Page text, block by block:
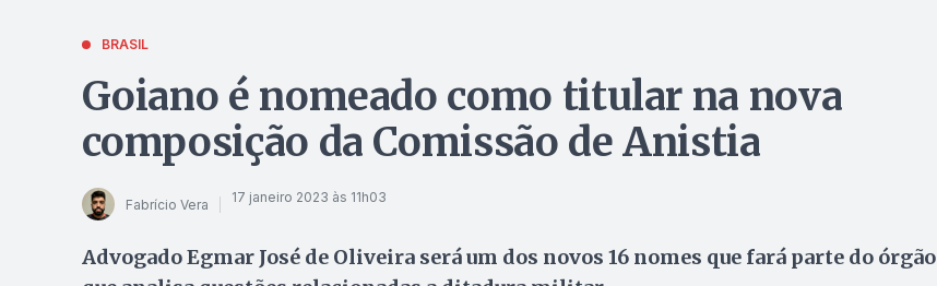
BRASIL
Goiano é nomeado como titular na nova
composição da Comissão de Anistia
Fabrício Vera 17 janeiro 2023 às 11h03
Advogado Egmar José de Oliveira será um dos novos 16 nomes que fará parte do órgão